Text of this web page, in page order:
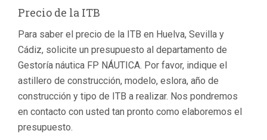
Precio de la ITB
Para saber el precio de la ITB en Huelva, Sevilla y
Cádiz, solicite un presupuesto al departamento de
Gestoría náutica FP NÁUTICA. Por favor, indique el
astillero de construcción, modelo, eslora, año de
construcción y tipo de ITB a realizar. Nos pondremos
en contacto con usted tan pronto como elaboremos el
presupuesto.